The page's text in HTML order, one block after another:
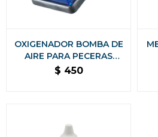
OXIGENADOR BOMBA DE
AIRE PARA PECERAS
ACUARIO 1 SALIDA
$ 450